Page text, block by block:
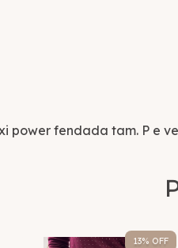
power fendada tam. P e
13% OFF